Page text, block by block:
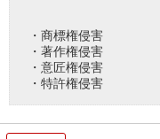
・商標権侵害
・著作権侵害
・意匠権侵害
・特許権侵害